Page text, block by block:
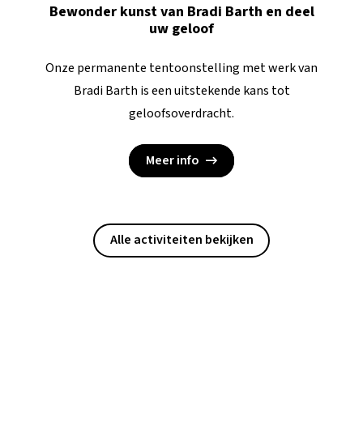
Bewonder kunst van Bradi Barth en deel
uw geloof
Onze permanente tentoonstelling met werk van
Bradi Barth is een uitstekende kans tot
geloofsoverdracht.
Meer info
Alle activiteiten bekijken